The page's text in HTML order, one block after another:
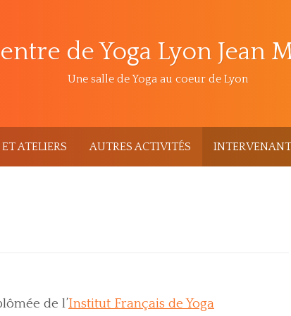
de Yoga Lyon Jean
Une salle de Yoga au coeur de Lyon
ATELIERS AUTRES ACTIVITÉS
de l’Institut Français de Yoga